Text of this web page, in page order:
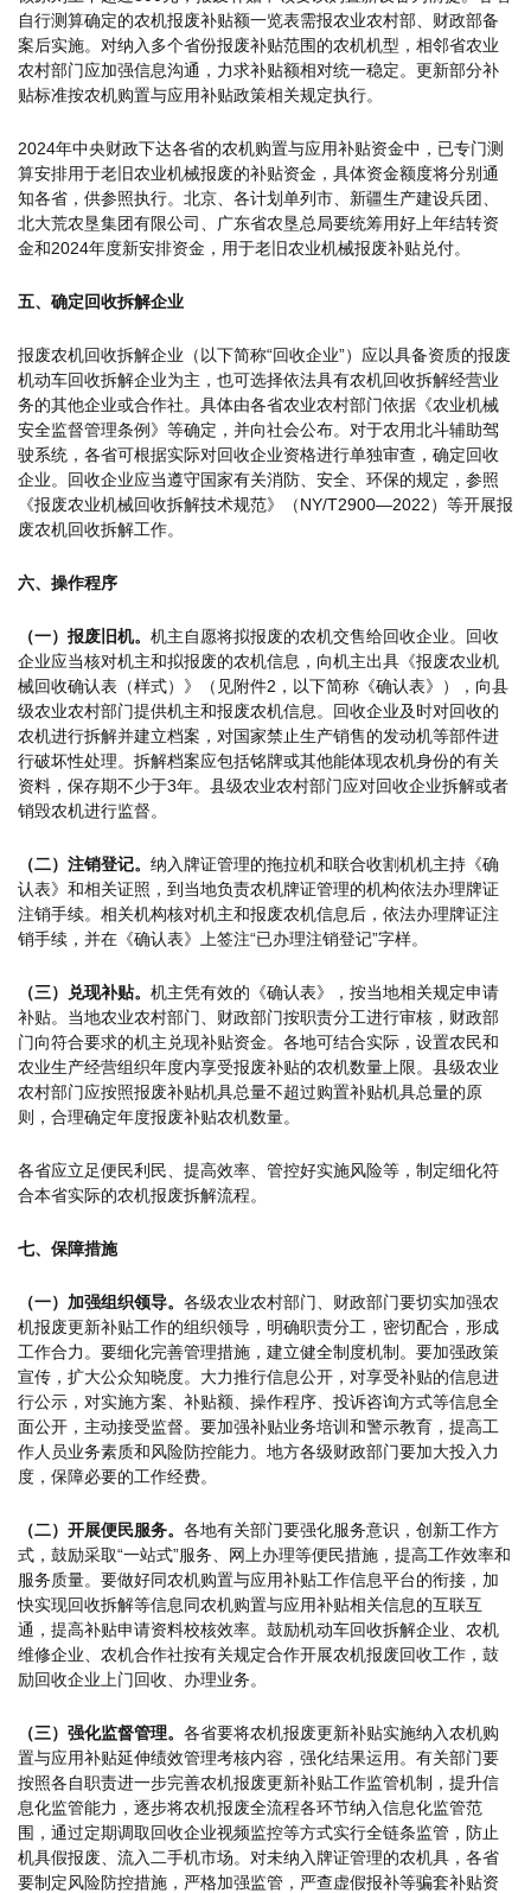
自行测算确定的农机报废补贴额一览表需报农业农村部、财政部备
案后实施。对纳入多个省份报废补贴范围的农机机型，相邻省农业
农村部门应加强信息沟通，力求补贴额相对统一稳定。更新部分补
贴标准按农机购置与应用补贴政策相关规定执行。
2024年中央财政下达各省的农机购置与应用补贴资金中，已专门测
算安排用于老旧农业机械报废的补贴资金，具体资金额度将分别通
知各省，供参照执行。北京、各计划单列市、新疆生产建设兵团、
北大荒农垦集团有限公司、广东省农垦总局要统筹用好上年结转资
金和2024年度新安排资金，用于老旧农业机械报废补贴兑付。
五、确定回收拆解企业
报废农机回收拆解企业（以下简称“回收企业”）应以具备资质的报废
机动车回收拆解企业为主，也可选择依法具有农机回收拆解经营业
务的其他企业或合作社。具体由各省农业农村部门依据《农业机械
安全监督管理条例》等确定，并向社会公布。对于农用北斗辅助驾
驶系统，各省可根据实际对回收企业资格进行单独审查，确定回收
企业。回收企业应当遵守国家有关消防、安全、环保的规定，参照
《报废农业机械回收拆解技术规范》（NY/T2900—2022）等开展报
废农机回收拆解工作。
六、操作程序
（一）报废旧机。 机主自愿将拟报废的农机交售给回收企业。回收
企业应当核对机主和拟报废的农机信息，向机主出具《报废农业机
械回收确认表（样式）》（见附件2，以下简称《确认表》），向县
级农业农村部门提供机主和报废农机信息。回收企业及时对回收的
农机进行拆解并建立档案，对国家禁止生产销售的发动机等部件进
行破坏性处理。拆解档案应包括铭牌或其他能体现农机身份的有关
资料，保存期不少于3年。县级农业农村部门应对回收企业拆解或者
销毁农机进行监督。
（二）注销登记。 纳入牌证管理的拖拉机和联合收割机机主持《确
认表》和相关证照，到当地负责农机牌证管理的机构依法办理牌证
注销手续。相关机构核对机主和报废农机信息后，依法办理牌证注
销手续，并在《确认表》上签注“已办理注销登记”字样。
（三）兑现补贴。 机主凭有效的《确认表》，按当地相关规定申请
补贴。当地农业农村部门、财政部门按职责分工进行审核，财政部
门向符合要求的机主兑现补贴资金。各地可结合实际，设置农民和
农业生产经营组织年度内享受报废补贴的农机数量上限。县级农业
农村部门应按照报废补贴机具总量不超过购置补贴机具总量的原
则，合理确定年度报废补贴农机数量。
各省应立足便民利民、提高效率、管控好实施风险等，制定细化符
合本省实际的农机报废拆解流程。
七、保障措施
（一）加强组织领导。 各级农业农村部门、财政部门要切实加强农
机报废更新补贴工作的组织领导，明确职责分工，密切配合，形成
工作合力。要细化完善管理措施，建立健全制度机制。要加强政策
宣传，扩大公众知晓度。大力推行信息公开，对享受补贴的信息进
行公示，对实施方案、补贴额、操作程序、投诉咨询方式等信息全
面公开，主动接受监督。要加强补贴业务培训和警示教育，提高工
作人员业务素质和风险防控能力。地方各级财政部门要加大投入力
度，保障必要的工作经费。
（二）开展便民服务。 各地有关部门要强化服务意识，创新工作方
式，鼓励采取“一站式”服务、网上办理等便民措施，提高工作效率和
服务质量。要做好同农机购置与应用补贴工作信息平台的衔接，加
快实现回收拆解等信息同农机购置与应用补贴相关信息的互联互
通，提高补贴申请资料校核效率。鼓励机动车回收拆解企业、农机
维修企业、农机合作社按有关规定合作开展农机报废回收工作，鼓
励回收企业上门回收、办理业务。
（三）强化监督管理。 各省要将农机报废更新补贴实施纳入农机购
置与应用补贴延伸绩效管理考核内容，强化结果运用。有关部门要
按照各自职责进一步完善农机报废更新补贴工作监管机制，提升信
息化监管能力，逐步将农机报废全流程各环节纳入信息化监管范
围，通过定期调取回收企业视频监控等方式实行全链条监管，防止
机具假报废、流入二手机市场。对未纳入牌证管理的农机具，各省
要制定风险防控措施，严格加强监管，严查虚假报补等骗套补贴资